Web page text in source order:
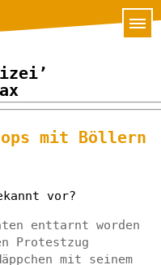
mit Böllern
vor?
enttarnt worden
Protestzug
mit seinem